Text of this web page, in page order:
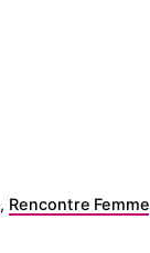
, Rencontre Femme